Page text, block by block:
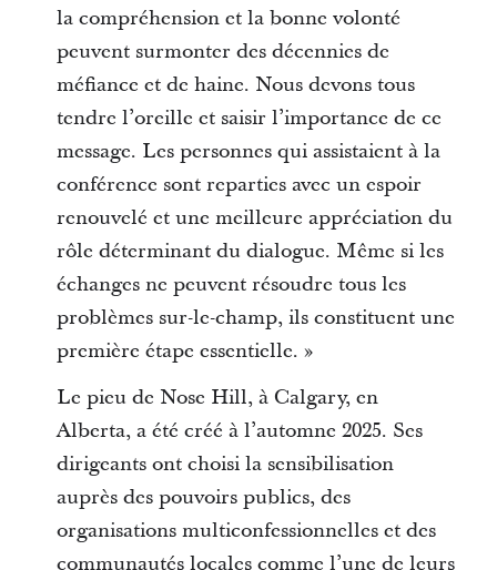
la compréhension et la bonne volonté
peuvent surmonter des décennies de
méfiance et de haine. Nous devons tous
tendre l’oreille et saisir l’importance de ce
message. Les personnes qui assistaient à la
conférence sont reparties avec un espoir
renouvelé et une meilleure appréciation du
rôle déterminant du dialogue. Même si les
échanges ne peuvent résoudre tous les
problèmes sur-le-champ, ils constituent une
première étape essentielle. »
Le pieu de Nose Hill, à Calgary, en
Alberta, a été créé à l’automne 2025. Ses
dirigeants ont choisi la sensibilisation
auprès des pouvoirs publics, des
organisations multiconfessionnelles et des
communautés locales comme l’une de leurs